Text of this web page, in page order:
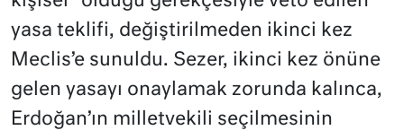
yasa teklifi, değiştirilmeden ikinci kez
Meclis’e sunuldu. Sezer, ikinci kez önüne
gelen yasayı onaylamak zorunda kalınca,
Erdoğan’ın milletvekili seçilmesinin